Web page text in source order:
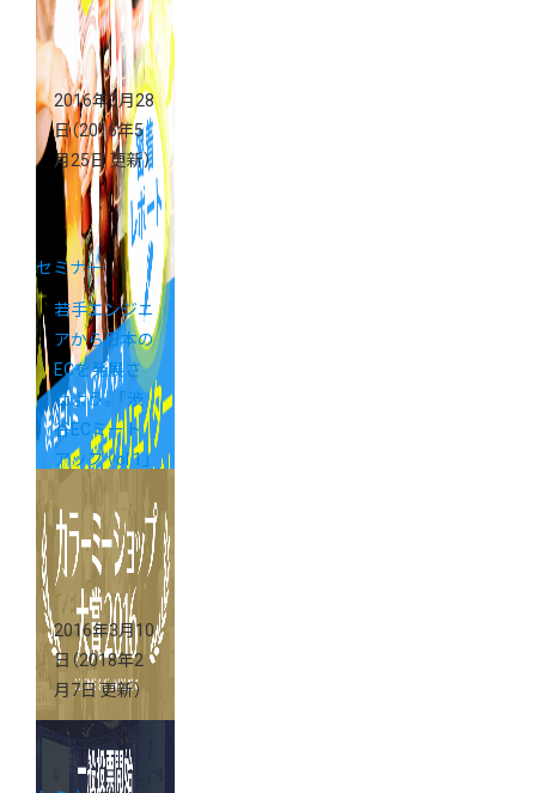
2016年3月28
日（2016年5
月25日 更新）
セミナー
若手エンジニ
アから日本の
ECを発展さ
せよう。「渋
谷ECミート
アップ vol.1」
した。
2016年3月10
日 （2018年2
月7日 更新）